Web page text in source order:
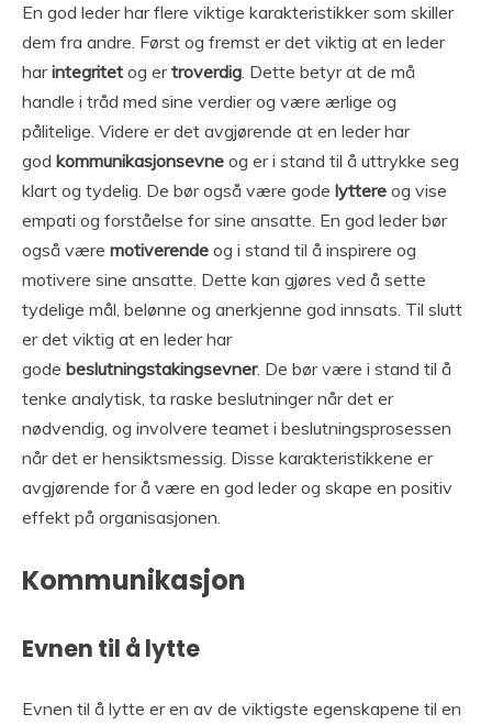
En god leder har flere viktige karakteristikker som skiller
dem fra andre. Først og fremst er det viktig at en leder
harintegritet og ertroverdig. Dette betyr at de må
handle i tråd med sine verdier og være ærlige og
pålitelige. Videre er det avgjørende at en leder har
god kommunikasjonsevne og er i stand til å uttrykke seg
klart og tydelig. De bør også være gode lyttere og vise
empati og forståelse for sine ansatte. En god leder bør
også være motiverende og i stand til å inspirere og
motivere sine ansatte. Dette kan gjøres ved å sette
tydelige mål, belønne og anerkjenne god innsats. Til slutt
er det viktig at en leder har
gode beslutningstakingsevner. De bør være i stand til å
tenke analytisk, ta raske beslutninger når det er
nødvendig, og involvere teamet i beslutningsprosessen
når det er hensiktsmessig. Disse karakteristikkene er
avgjørende for å være en god leder og skape en positiv
effekt på organisasjonen.
Kommunikasjon
Evnen til å lytte
Evnen til å lytte er en av de viktigste egenskapene til en